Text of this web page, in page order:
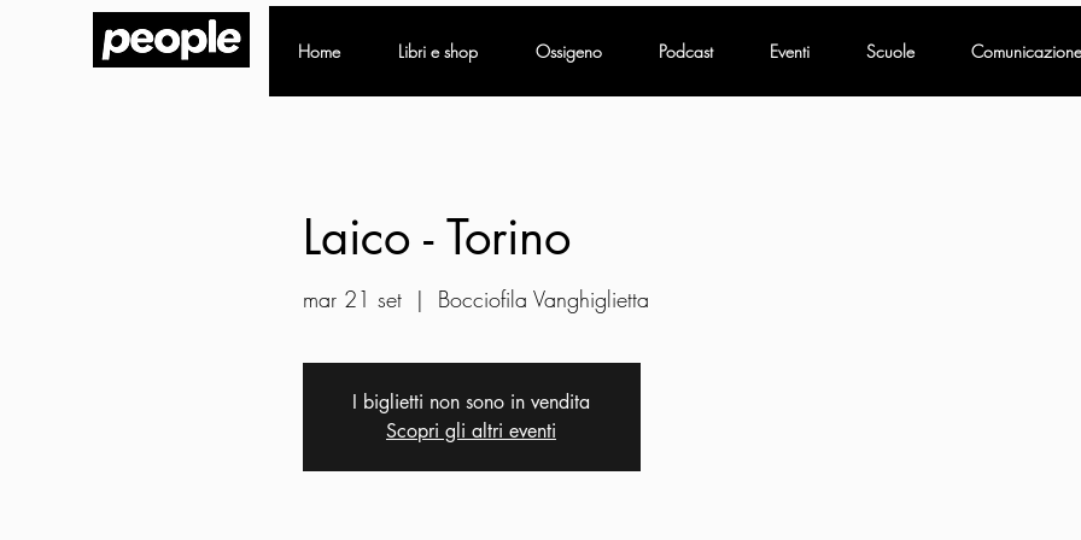
Home Libri e shop Ossigeno Podcast Eventi Scuole Comunicazione
Laico - Torino
mar 21 set
  |
Bocciofila Vanghiglietta
I biglietti non sono in vendita
Scopri gli altri eventi